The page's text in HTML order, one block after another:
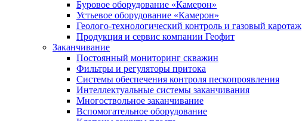
Буровое оборудование «Камерон»
Устьевое оборудование «Камерон»
Геолого-технологический контроль и газовый каротаж
Продукция и сервис компании Геофит
Заканчивание
Постоянный мониторинг скважин
Фильтры и регуляторы притока
Cистемы обеспечения контроля пескопроявления
Интеллектуальные системы заканчивания
Многоствольное заканчивание
Вспомогательное оборудование